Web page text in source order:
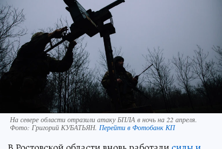
На севере области отразили атаку БПЛА в ночь на 22 апреля.
Фото: Григорий КУБАТЬЯН. Перейти в Фотобанк КП